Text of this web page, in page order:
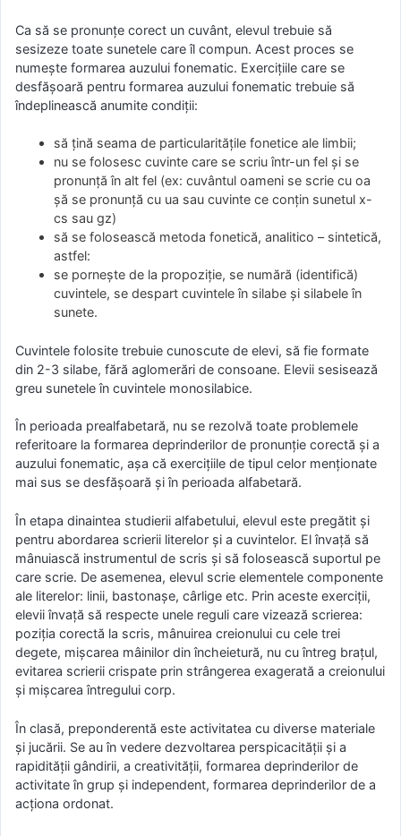
Ca să se pronunţe corect un cuvânt, elevul trebuie să
sesizeze toate sunetele care îl compun. Acest proces se
numeşte formarea auzului fonematic. Exerciţiile care se
desfăşoară pentru formarea auzului fonematic trebuie să
îndeplinească anumite condiţii:
să ţină seama de particularităţile fonetice ale limbii;
nu se folosesc cuvinte care se scriu într-un fel şi se
pronunţă în alt fel (ex: cuvântul oameni se scrie cu oa
şă se pronunţă cu ua sau cuvinte ce conţin sunetul x-
cs sau gz)
să se folosească metoda fonetică, analitico – sintetică,
astfel:
se porneşte de la propoziţie, se numără (identifică)
cuvintele, se despart cuvintele în silabe şi silabele în
sunete.
Cuvintele folosite trebuie cunoscute de elevi, să fie formate
din 2-3 silabe, fără aglomerări de consoane. Elevii sesisează
greu sunetele în cuvintele monosilabice.
În perioada prealfabetară, nu se rezolvă toate problemele
referitoare la formarea deprinderilor de pronunţie corectă şi a
auzului fonematic, aşa că exerciţiile de tipul celor menţionate
mai sus se desfăşoară şi în perioada alfabetară.
În etapa dinaintea studierii alfabetului, elevul este pregătit şi
pentru abordarea scrierii literelor şi a cuvintelor. El învaţă să
mânuiască instrumentul de scris şi să folosească suportul pe
care scrie. De asemenea, elevul scrie elementele componente
ale literelor: linii, bastonaşe, cârlige etc. Prin aceste exerciții,
elevii învaţă să respecte unele reguli care vizează scrierea:
poziţia corectă la scris, mânuirea creionului cu cele trei
degete, mişcarea mâinilor din încheietură, nu cu întreg braţul,
evitarea scrierii crispate prin strângerea exagerată a creionului
şi mişcarea întregului corp.
În clasă, preponderentă este activitatea cu diverse materiale
şi jucării. Se au în vedere dezvoltarea perspicacităţii şi a
rapidităţii gândirii, a creativităţii, formarea deprinderilor de
activitate în grup şi independent, formarea deprinderilor de a
acţiona ordonat.